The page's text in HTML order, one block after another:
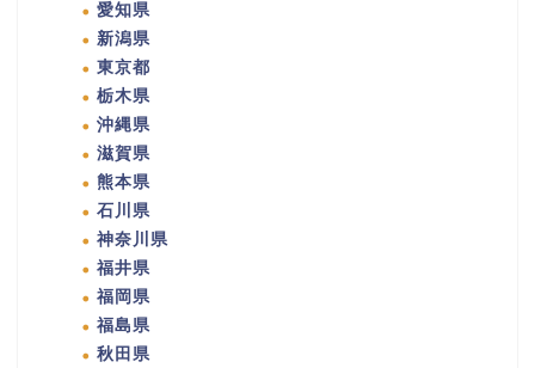
愛知県
新潟県
東京都
栃木県
沖縄県
滋賀県
熊本県
石川県
神奈川県
福井県
福岡県
福島県
秋田県